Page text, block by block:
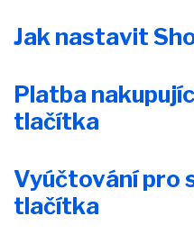
Jak nastavit
Platba
tlačítka
Vyúčtování pro
tlačítka